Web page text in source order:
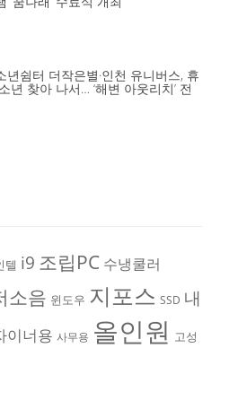
년쉼터 더작은별·인천 유니버스, 휴
년 찾아 나서… ‘해변 아웃리치’ 전
텔 i9 조립PC 수냉쿨러
소음 윈도우 지포스 SSD 내
이너용 사무용 올인원 고성